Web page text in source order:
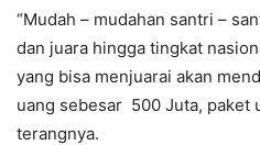
“Mudah – mudahan santri –
dan juara hingga tingkat
yang bisa menjuarai akan
uang sebesar 500 Juta, paket
terangnya.